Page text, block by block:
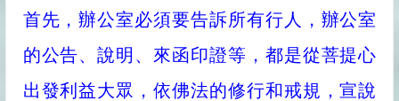
首先，辦公室必須要告訴所有行人，辦公室
的公告、說明、來函印證等，都是從菩提心
出發利益大眾，依佛法的修行和戒規，宣說